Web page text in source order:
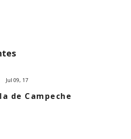
Jul 09, 17
de Campeche